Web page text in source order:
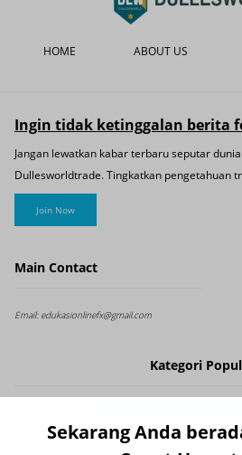
Sekarang Anda
HOME ABOUT US
Ingin tidak ketinggalan berita
Jangan lewatkan kabar terbaru seputar
Dullesworldtrade. Tingkatkan pengetahuan
Join Now
Main Contact
Email:edukasionlinefx@gmail.com
Kategori